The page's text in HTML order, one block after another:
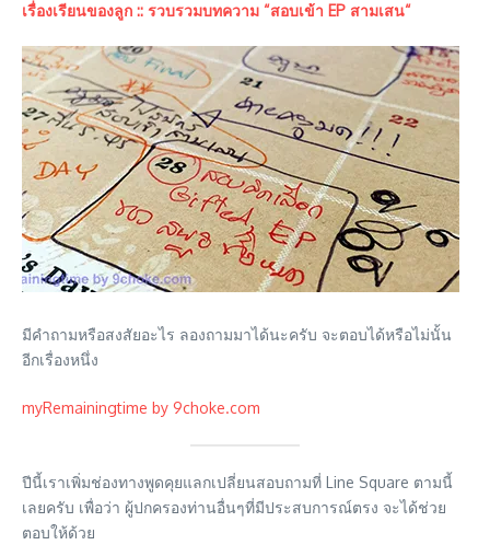
เรื่องเรียนของลูก :: รวบรวมบทความ “สอบเข้า EP สามเสน“
มีคำถามหรือสงสัยอะไร ลองถามมาได้นะครับ จะตอบได้หรือไม่นั้น
อีกเรื่องหนึ่ง
myRemainingtime by 9choke.com
ปีนี้เราเพิ่มช่องทางพูดคุยแลกเปลี่ยนสอบถามที่ Line Square ตามนี้
เลยครับ เพื่อว่า ผู้ปกครองท่านอื่นๆที่มีประสบการณ์ตรง จะได้ช่วย
ตอบให้ด้วย